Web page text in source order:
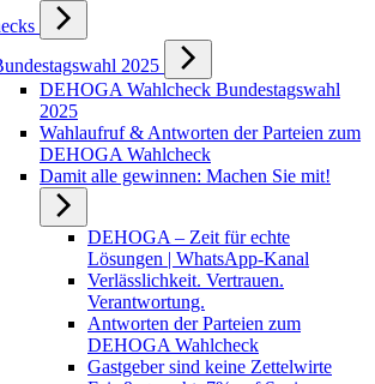
2025
DEHOGA Wahlcheck Bundestagswahl
2025
Wahlaufruf & Antworten der Parteien zum
DEHOGA Wahlcheck
Damit alle gewinnen: Machen Sie mit!
DEHOGA – Zeit für echte
Lösungen | WhatsApp-Kanal
Verlässlichkeit. Vertrauen.
Verantwortung.
Antworten der Parteien zum
DEHOGA Wahlcheck
Gastgeber sind keine Zettelwirte